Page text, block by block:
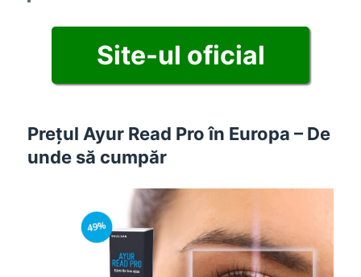
Site-ul oficial
Prețul Ayur Read Pro în Europa – De
unde să cumpăr